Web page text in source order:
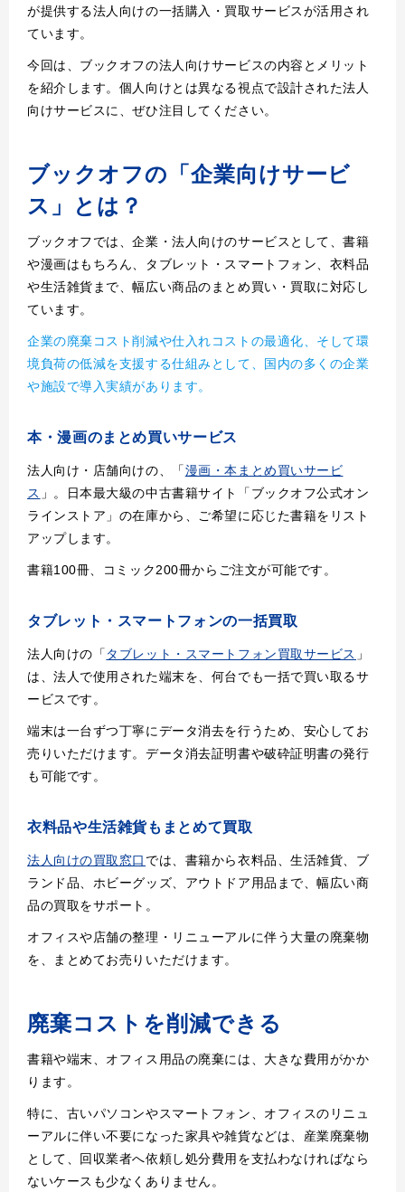
が提供する法人向けの一括購入・買取サービスが活用され
ています。
今回は、ブックオフの法人向けサービスの内容とメリット
を紹介します。個人向けとは異なる視点で設計された法人
向けサービスに、ぜひ注目してください。
ブックオフの「企業向けサービ
ス」とは？
ブックオフでは、企業・法人向けのサービスとして、書籍
や漫画はもちろん、タブレット・スマートフォン、衣料品
や生活雑貨まで、幅広い商品のまとめ買い・買取に対応し
ています。
企業の廃棄コスト削減や仕入れコストの最適化、そして環
境負荷の低減を支援する仕組みとして、国内の多くの企業
や施設で導入実績があります。
本・漫画のまとめ買いサービス
法人向け・店舗向けの、「漫画・本まとめ買いサービ
ス 」。日本最大級の中古書籍サイト「ブックオフ公式オン
ラインストア」の在庫から、ご希望に応じた書籍をリスト
アップします。
書籍100冊、コミック200冊からご注文が可能です。
タブレット・スマートフォンの一括買取
法人向けの「 タブレット・スマートフォン買取サービス 」
は、法人で使用された端末を、何台でも一括で買い取るサ
ービスです。
端末は一台ずつ丁寧にデータ消去を行うため、安心してお
売りいただけます。データ消去証明書や破砕証明書の発行
も可能です。
衣料品や生活雑貨もまとめて買取
法人向けの買取窓口 では、書籍から衣料品、生活雑貨、ブ
ランド品、ホビーグッズ、アウトドア用品まで、幅広い商
品の買取をサポート。
オフィスや店舗の整理・リニューアルに伴う大量の廃棄物
を、まとめてお売りいただけます。
廃棄コストを削減できる
書籍や端末、オフィス用品の廃棄には、大きな費用がかか
ります。
特に、古いパソコンやスマートフォン、オフィスのリニュ
ーアルに伴い不要になった家具や雑貨などは、産業廃棄物
として、回収業者へ依頼し処分費用を支払わなければなら
ないケースも少なくありません。